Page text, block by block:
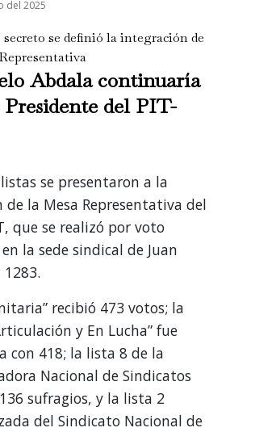
del 2025
se definió la integración de
Abdala continuaría
Presidente del PIT-
se presentaron a la
de la Mesa Representativa del
que se realizó por voto
la sede sindical de Juan
1283.
recibió 473 votos; la
y En Lucha” fue
con 418; la lista 8 de la
Nacional de Sindicatos
sufragios, y la lista 2
del Sindicato Nacional de